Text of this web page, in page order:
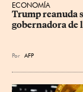
ECONOMÍA
Trump reanuda
gobernadora de
Por AFP